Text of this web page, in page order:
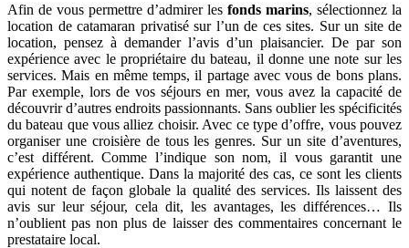
Afin de vous permettre d’admirer les fonds marins, sélectionnez la
location de catamaran privatisé sur l’un de ces sites. Sur un site de
location, pensez à demander l’avis d’un plaisancier. De par son
expérience avec le propriétaire du bateau, il donne une note sur les
services. Mais en même temps, il partage avec vous de bons plans.
Par exemple, lors de vos séjours en mer, vous avez la capacité de
découvrir d’autres endroits passionnants. Sans oublier les spécificités
du bateau que vous alliez choisir. Avec ce type d’offre, vous pouvez
organiser une croisière de tous les genres. Sur un site d’aventures,
c’est différent. Comme l’indique son nom, il vous garantit une
expérience authentique. Dans la majorité des cas, ce sont les clients
qui notent de façon globale la qualité des services. Ils laissent des
avis sur leur séjour, cela dit, les avantages, les différences… Ils
n’oublient pas non plus de laisser des commentaires concernant le
prestataire local.